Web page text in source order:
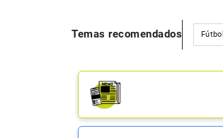
Temas recomendados Fútbol